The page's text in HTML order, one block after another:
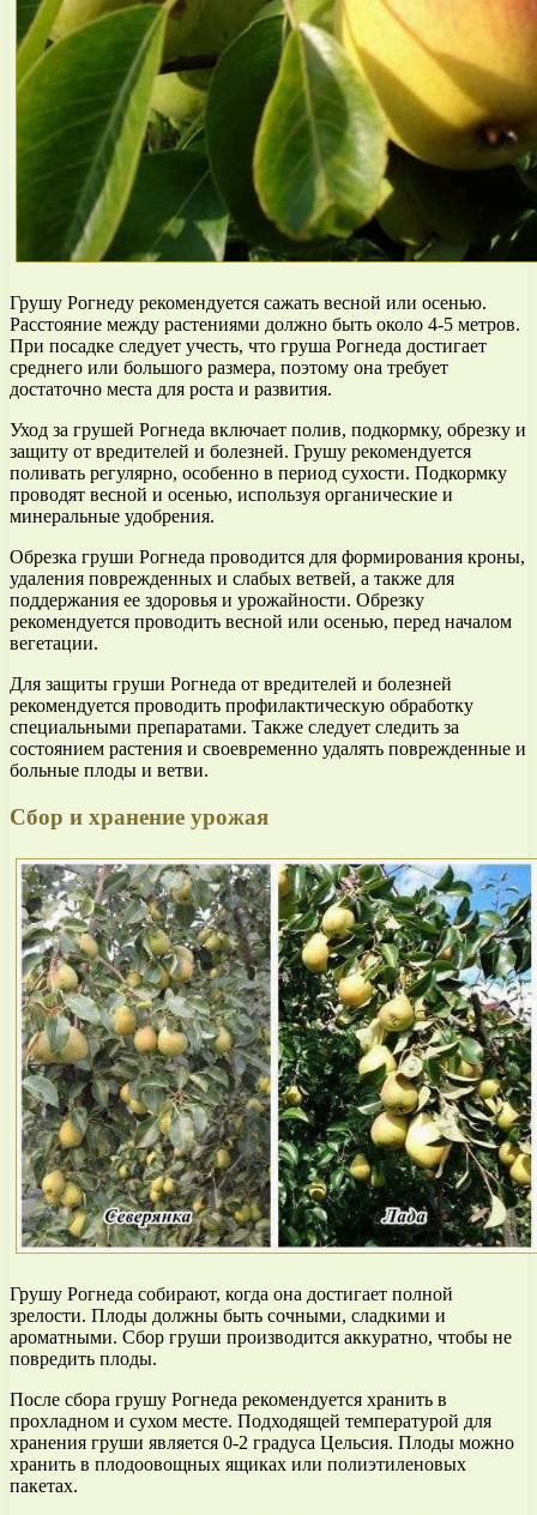
Грушу Рогнеду рекомендуется сажать весной или осенью.
Расстояние между растениями должно быть около 4-5 метров.
При посадке следует учесть, что груша Рогнеда достигает
среднего или большого размера, поэтому она требует
достаточно места для роста и развития.
Уход за грушей Рогнеда включает полив, подкормку, обрезку и
защиту от вредителей и болезней. Грушу рекомендуется
поливать регулярно, особенно в период сухости. Подкормку
проводят весной и осенью, используя органические и
минеральные удобрения.
Обрезка груши Рогнеда проводится для формирования кроны,
удаления поврежденных и слабых ветвей, а также для
поддержания ее здоровья и урожайности. Обрезку
рекомендуется проводить весной или осенью, перед началом
вегетации.
Для защиты груши Рогнеда от вредителей и болезней
рекомендуется проводить профилактическую обработку
специальными препаратами. Также следует следить за
состоянием растения и своевременно удалять поврежденные и
больные плоды и ветви.
Сбор и хранение урожая
Грушу Рогнеда собирают, когда она достигает полной
зрелости. Плоды должны быть сочными, сладкими и
ароматными. Сбор груши производится аккуратно, чтобы не
повредить плоды.
После сбора грушу Рогнеда рекомендуется хранить в
прохладном и сухом месте. Подходящей температурой для
хранения груши является 0-2 градуса Цельсия. Плоды можно
хранить в плодоовощных ящиках или полиэтиленовых
пакетах.